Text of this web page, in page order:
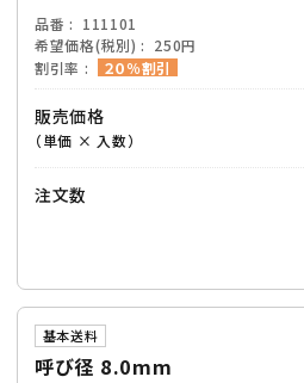
品番
111101
希望価格(税別)
250円
割引率
２０％割引
販売価格
（単価 × 入数）
注文数
基本送料
呼び径 8.0mm